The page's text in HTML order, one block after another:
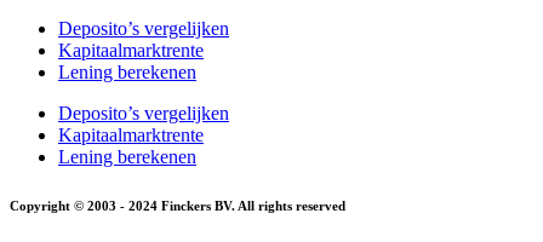
Deposito’s vergelijken
Kapitaalmarktrente
Lening berekenen
Deposito’s vergelijken
Kapitaalmarktrente
Lening berekenen
Copyright © 2003 - 2024 Finckers BV. All rights reserved